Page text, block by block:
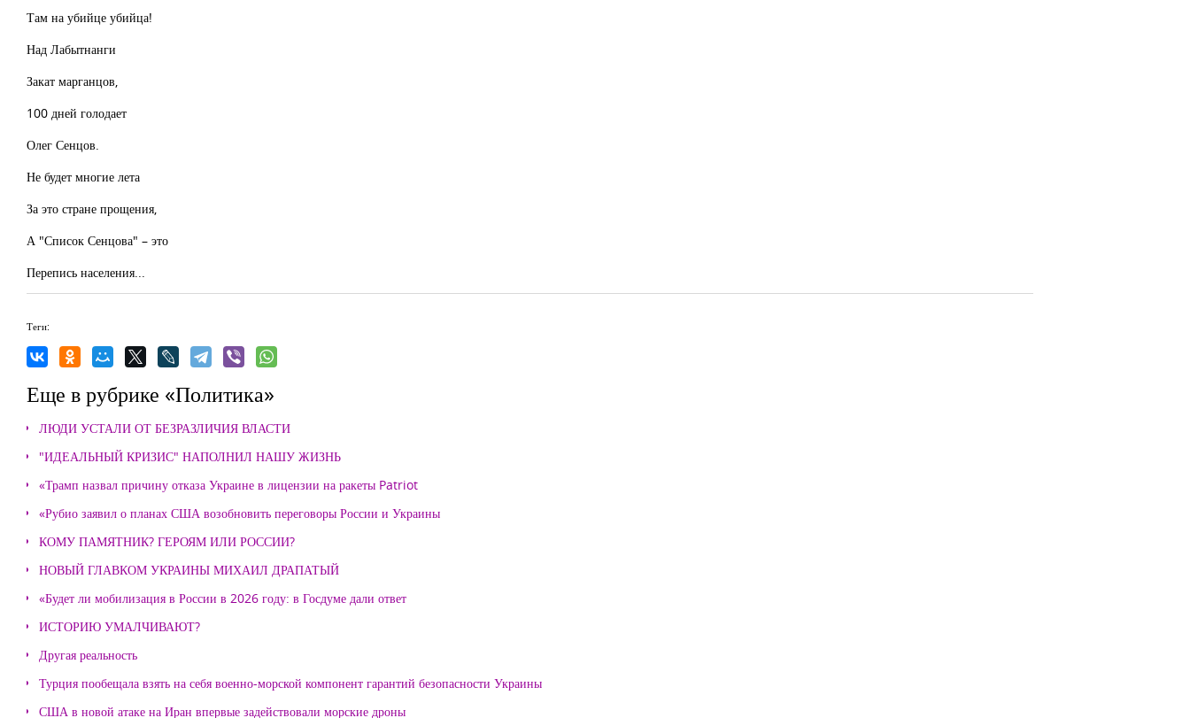
Там на убийце убийца!
Над Лабытнанги
Закат марганцов,
100 дней голодает
Олег Сенцов.
Не будет многие лета
За это стране прощения,
А "Список Сенцова" – это
Перепись населения...
Теги:
Еще в рубрике «Политика»
ЛЮДИ УСТАЛИ ОТ БЕЗРАЗЛИЧИЯ ВЛАСТИ
"ИДЕАЛЬНЫЙ КРИЗИС" НАПОЛНИЛ НАШУ ЖИЗНЬ
«Трамп назвал причину отказа Украине в лицензии на ракеты Patriot
«Рубио заявил о планах США возобновить переговоры России и Украины
КОМУ ПАМЯТНИК? ГЕРОЯМ ИЛИ РОССИИ?
НОВЫЙ ГЛАВКОМ УКРАИНЫ МИХАИЛ ДРАПАТЫЙ
«Будет ли мобилизация в России в 2026 году: в Госдуме дали ответ
ИСТОРИЮ УМАЛЧИВАЮТ?
Другая реальность
Турция пообещала взять на себя военно-морской компонент гарантий безопасности Украины
США в новой атаке на Иран впервые задействовали морские дроны